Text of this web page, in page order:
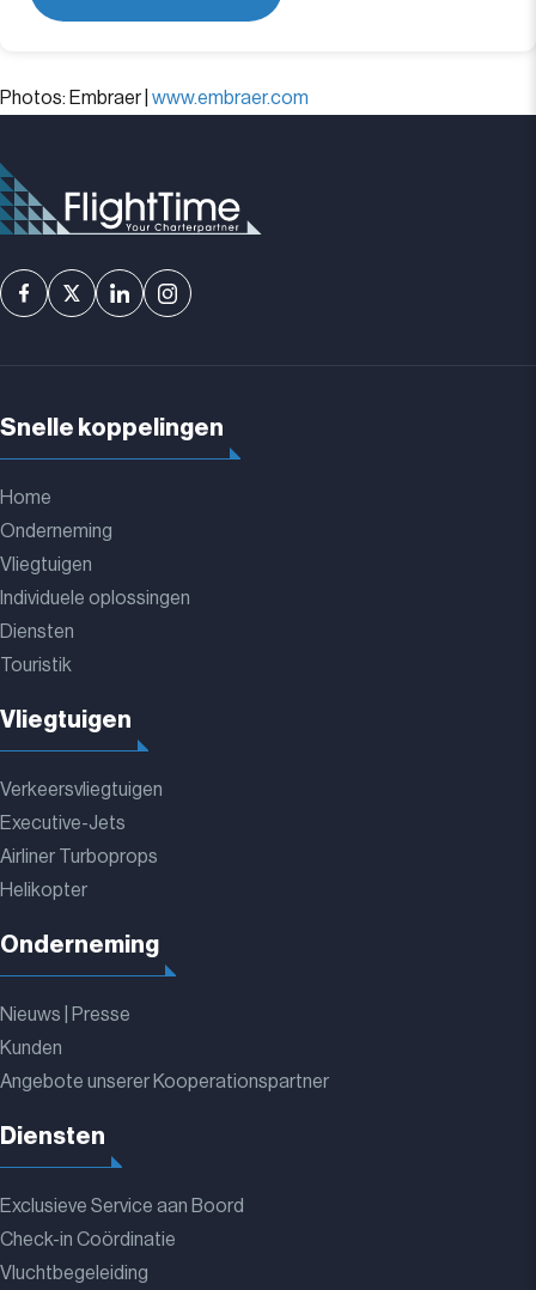
Photos: Embraer | www.embraer.com
Snelle koppelingen
Home
Onderneming
Vliegtuigen
Individuele oplossingen
Diensten
Touristik
Vliegtuigen
Verkeersvliegtuigen
Executive-Jets
Airliner Turboprops
Helikopter
Onderneming
Nieuws | Presse
Kunden
Angebote unserer Kooperationspartner
Diensten
Exclusieve Service aan Boord
Check-in Coördinatie
Vluchtbegeleiding